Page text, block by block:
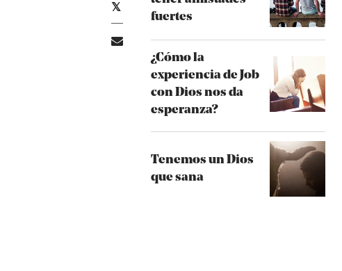
fuertes
¿Cómo la
experiencia de Job
con Dios nos da
esperanza?
Tenemos un Dios
que sana